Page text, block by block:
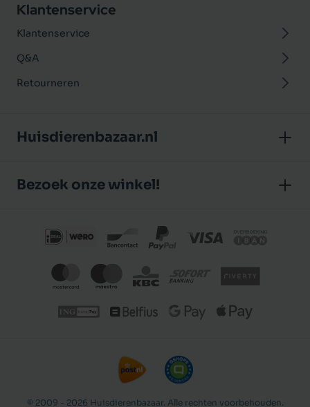
In winkelmand
Klantenservice
Klantenservice
Q&A
Retourneren
Huisdierenbazaar.nl
Klantbeoordelingen
Privacybeleid
Bezoek onze winkel!
J.P. Poelstraat 8
Nederland
© 2009 - 2026 Huisdierenbazaar. Alle rechten voorbehouden.